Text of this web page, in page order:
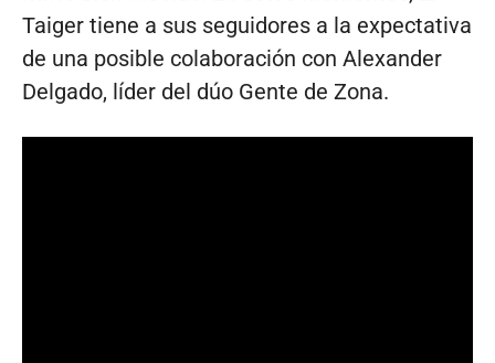
Taiger tiene a sus seguidores a la expectativa
de una posible colaboración con Alexander
Delgado, líder del dúo Gente de Zona.